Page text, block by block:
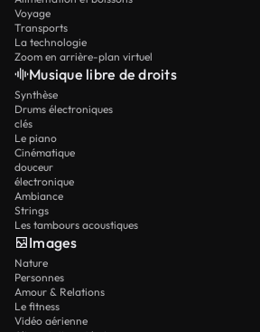
Voyage
Transports
La technologie
Zoom en arrière-plan virtuel
Musique libre de droits
Synthèse
Drums électroniques
clés
Le piano
Cinématique
douceur
électronique
Ambiance
Strings
Les tambours acoustiques
Images
Nature
Personnes
Amour & Relations
Le fitness
Vidéo aérienne